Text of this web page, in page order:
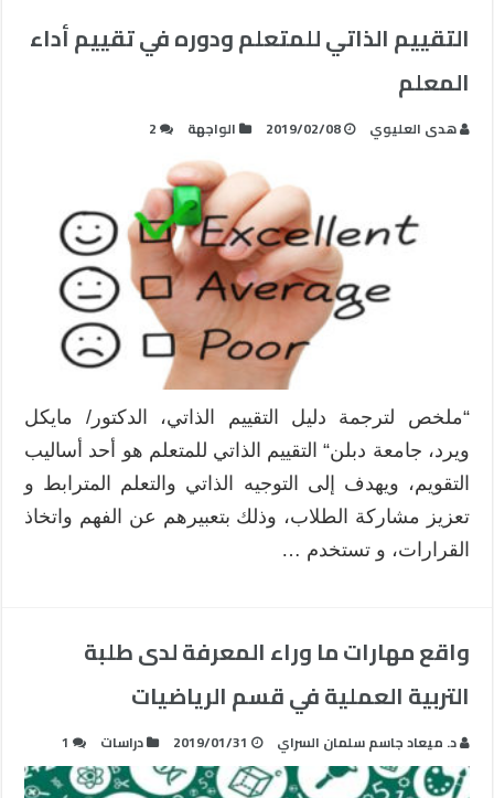
التقييم الذاتي للمتعلم ودوره في تقييم أداء
المعلم
هدى العليوي 2019/02/08 الواجهة 2
“ملخص لترجمة دليل التقييم الذاتي، الدكتور/ مايكل
ويرد، جامعة دبلن“ التقييم الذاتي للمتعلم هو أحد أساليب
التقويم، ويهدف إلى التوجيه الذاتي والتعلم المترابط و
تعزيز مشاركة الطلاب، وذلك بتعبيرهم عن الفهم واتخاذ
القرارات، و تستخدم …
واقع مهارات ما وراء المعرفة لدى طلبة
التربية العملية في قسم الرياضيات
د. ميعاد جاسم سلمان السراي 2019/01/31 دراسات 1